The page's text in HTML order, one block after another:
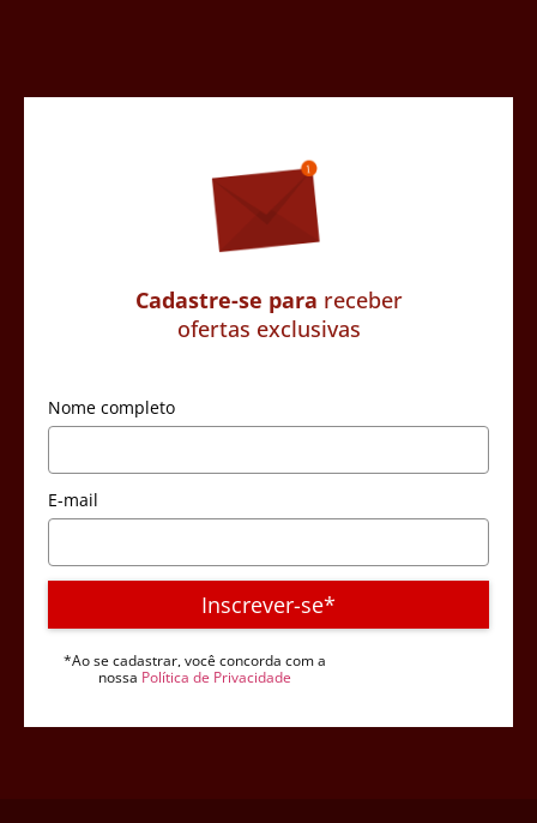
Cadastre-se para receber
ofertas exclusivas
Nome completo
E-mail
Inscrever-se*
*Ao se cadastrar, você concorda com a
nossa Política de Privacidade